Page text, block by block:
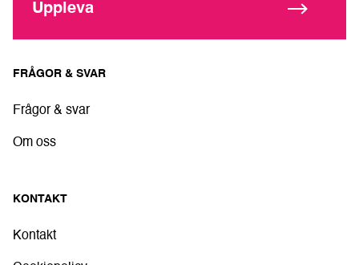
Uppleva
FRÅGOR & SVAR
Frågor & svar
Om oss
KONTAKT
Kontakt